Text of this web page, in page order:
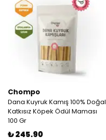
Chompo
Dana Kuyruk Kamış 100% Doğal
Katkısız Köpek Ödül Maması
100 Gr
₺ 245.90